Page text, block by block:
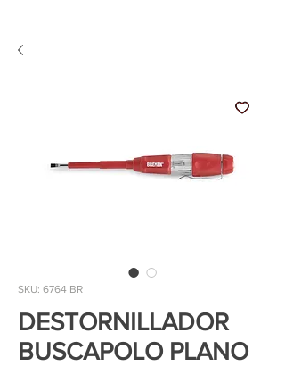
SKU: 6764 BR
DESTORNILLADOR
BUSCAPOLO PLANO